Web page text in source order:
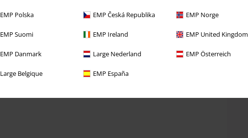
EMP Polska EMP Česká Republika EMP Norge
EMP Suomi EMP Ireland EMP United Kingdom
EMP Danmark Large Nederland EMP Österreich
Large Belgique EMP España